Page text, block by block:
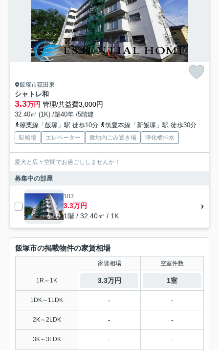
飯塚市菰田東
シャトレ和
3.3万円 管理/共益費3,000円
32.40㎡ (1K) /築40年 /5階建
篠栗線「飯塚」駅 徒歩10分
筑豊本線「新飯塚」駅 徒歩30分
駐輪場 エレベーター 敷地内ごみ置き場 浄化槽排水
愛犬と広々空間でお過ごししませんか！
募集中の部屋
103
3.3万円
1階 / 32.40㎡ / 1K
飯塚市の掲載物件の家賃相場
家賃相場 空室件数
1R～1K 3.3万円 1室
1DK～1LDK - -
2K～2LDK - -
3K～3LDK - -